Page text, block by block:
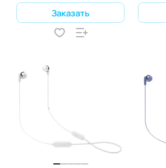
Заказать